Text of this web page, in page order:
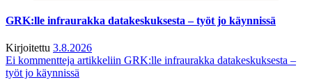
GRK:lle infraurakka datakeskuksesta – työt jo käynnissä
Kirjoitettu 3.8.2026
Ei kommentteja artikkeliin GRK:lle infraurakka datakeskuksesta –
työt jo käynnissä